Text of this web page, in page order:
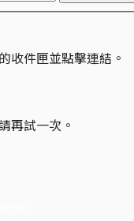
收件匣並點擊連結。
再試一次。